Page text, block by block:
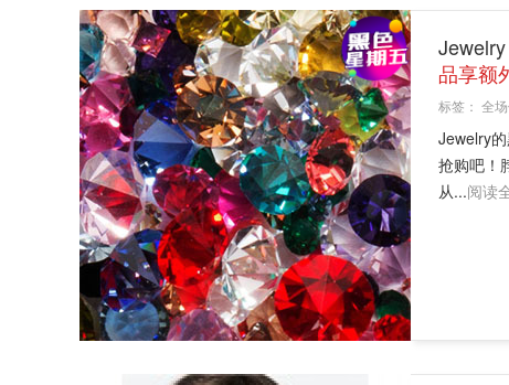
品享额
标签： 全
Jewelry
抢购吧！
从...阅读